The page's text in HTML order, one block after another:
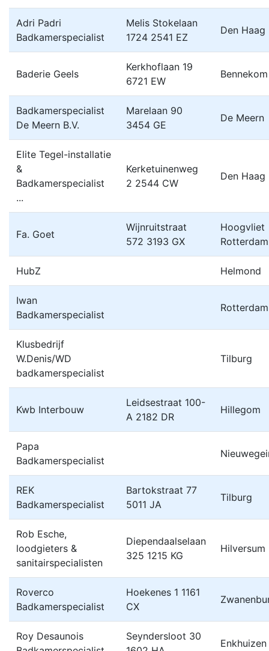
Adri Padri
Badkamerspecialist
Melis Stokelaan
1724 2541 EZ
Den Haag
Baderie Geels
Kerkhoflaan 19
6721 EW
Bennekom
Badkamerspecialist
De Meern B.V.
Marelaan 90
3454 GE
De Meern
Elite Tegel-installatie
&
Badkamerspecialist
...
Kerketuinenweg
2 2544 CW
Den Haag
Fa. Goet
Wijnruitstraat
572 3193 GX
Hoogvliet
Rotterdam
HubZ Helmond
Iwan
Badkamerspecialist
Rotterdam
Klusbedrijf
W.Denis/WD
badkamerspecialist
Tilburg
Kwb Interbouw
Leidsestraat 100-
A 2182 DR
Hillegom
Papa
Badkamerspecialist
REK
Badkamerspecialist
Bartokstraat 77
5011 JA
Tilburg
Rob Esche,
loodgieters &
sanitairspecialisten
Diependaalselaan
325 1215 KG
Hilversum
Roverco
Badkamerspecialist
Hoekenes 1 1161
CX
Roy Desaunois
Seyndersloot 30
Enkhuizen